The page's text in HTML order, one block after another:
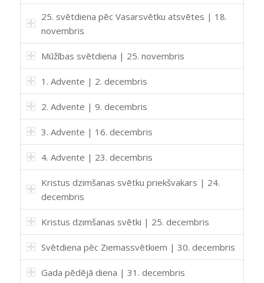
25. svētdiena pēc Vasarsvētku atsvētes | 18.
novembris
Mūžības svētdiena | 25. novembris
1. Advente | 2. decembris
2. Advente | 9. decembris
3. Advente | 16. decembris
4. Advente | 23. decembris
Kristus dzimšanas svētku priekšvakars | 24.
decembris
Kristus dzimšanas svētki | 25. decembris
Svētdiena pēc Ziemassvētkiem | 30. decembris
Gada pēdējā diena | 31. decembris